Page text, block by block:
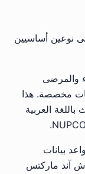
نوعين أساسيين
والمرضى
مخصصة. هذا
باللغة العربية
بيانات
آند ماركتس